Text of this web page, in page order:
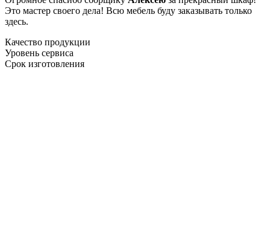
Это мастер своего дела! Всю мебель буду заказывать только
здесь.
Качество продукции
Уровень сервиса
Срок изготовления